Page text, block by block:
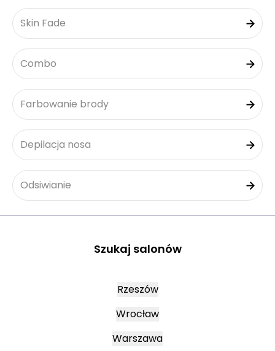
Skin Fade
Combo
Farbowanie brody
Depilacja nosa
Odsiwianie
Szukaj salonów
Rzeszów
Wrocław
Warszawa